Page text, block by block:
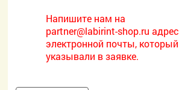
Напишите нам на
partner@labirint-shop.ru адрес
электронной почты, который
указывали в заявке.